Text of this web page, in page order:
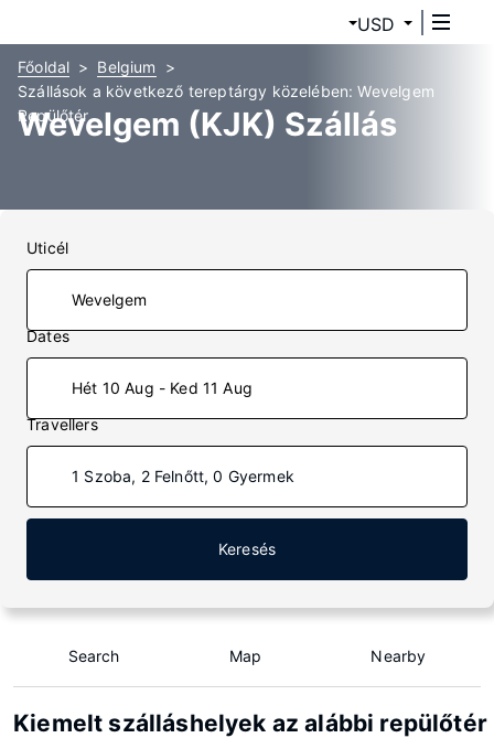
USD
Főoldal
Belgium
Szállások a következő tereptárgy közelében: Wevelgem
Repülőtér
Wevelgem (KJK) Szállás
Uticél
Dates
Hét 10 Aug - Ked 11 Aug
Travellers
1 Szoba, 2 Felnőtt, 0 Gyermek
Keresés
Search Map Nearby
Kiemelt szálláshelyek az alábbi